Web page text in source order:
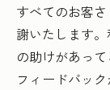
すべてのお客
謝いたします
の助けがあっ
フィードバッ